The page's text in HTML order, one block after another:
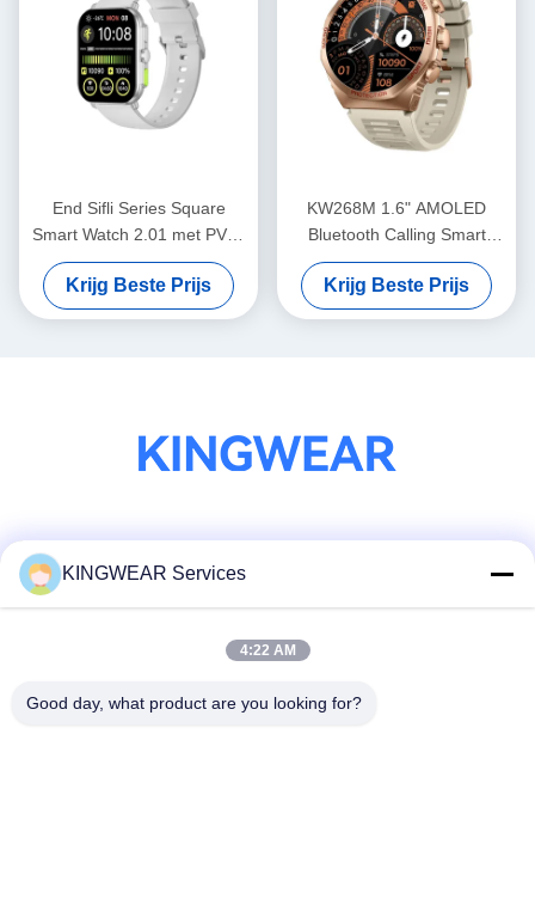
End Sifli Series Square
Smart Watch 2.01 met PVD-
metaalframe en 300mAh
batterij
Krijg Beste Prijs
KW268M 1.6" AMOLED
Bluetooth Calling Smart
Watch met groot rond
scherm
Krijg Beste Prijs
Snel contact
Telefoon
KINGWEAR Services
4:22 AM
Good day, what product are you looking for?